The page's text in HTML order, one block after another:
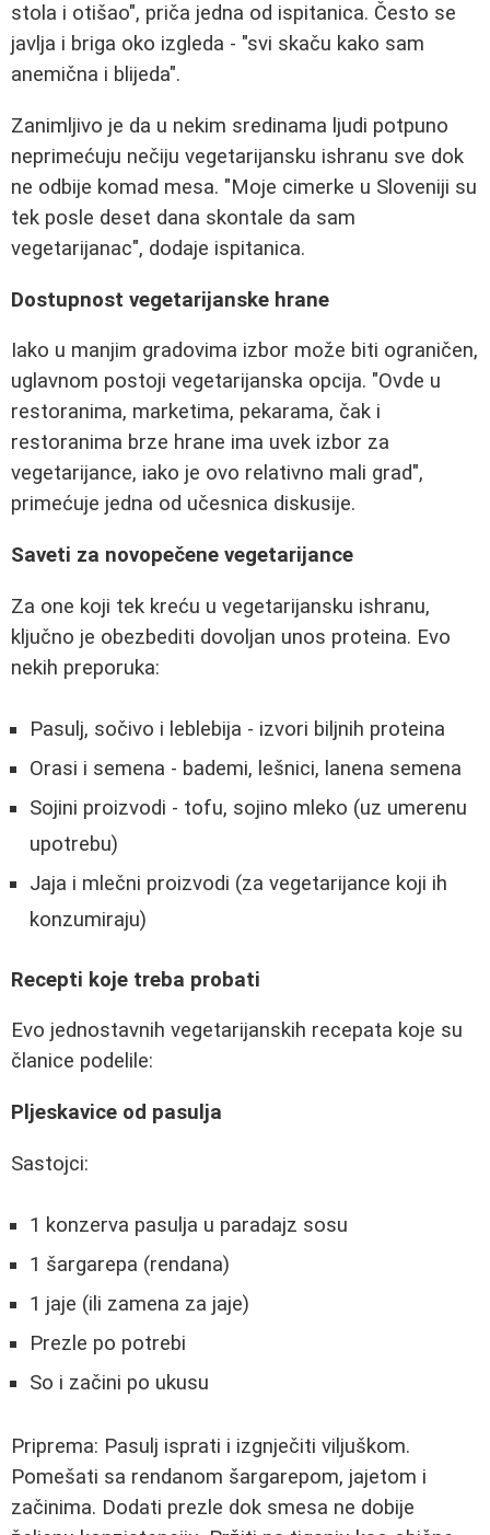
stola i otišao", priča jedna od ispitanica. Često se
javlja i briga oko izgleda - "svi skaču kako sam
anemična i blijeda".
Zanimljivo je da u nekim sredinama ljudi potpuno
neprimećuju nečiju vegetarijansku ishranu sve dok
ne odbije komad mesa. "Moje cimerke u Sloveniji su
tek posle deset dana skontale da sam
vegetarijanac", dodaje ispitanica.
Dostupnost vegetarijanske hrane
Iako u manjim gradovima izbor može biti ograničen,
uglavnom postoji vegetarijanska opcija. "Ovde u
restoranima, marketima, pekarama, čak i
restoranima brze hrane ima uvek izbor za
vegetarijance, iako je ovo relativno mali grad",
primećuje jedna od učesnica diskusije.
Saveti za novopečene vegetarijance
Za one koji tek kreću u vegetarijansku ishranu,
ključno je obezbediti dovoljan unos proteina. Evo
nekih preporuka:
Pasulj, sočivo i leblebija - izvori biljnih proteina
Orasi i semena - bademi, lešnici, lanena semena
Sojini proizvodi - tofu, sojino mleko (uz umerenu
upotrebu)
Jaja i mlečni proizvodi (za vegetarijance koji ih
konzumiraju)
Recepti koje treba probati
Evo jednostavnih vegetarijanskih recepata koje su
članice podelile:
Pljeskavice od pasulja
Sastojci:
1 konzerva pasulja u paradajz sosu
1 šargarepa (rendana)
1 jaje (ili zamena za jaje)
Prezle po potrebi
So i začini po ukusu
Priprema: Pasulj isprati i izgnječiti viljuškom.
Pomešati sa rendanom šargarepom, jajetom i
začinima. Dodati prezle dok smesa ne dobije